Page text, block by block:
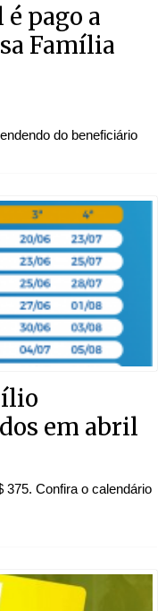
pago a
Família
do beneficiário
em abril
375. Confira o calendário